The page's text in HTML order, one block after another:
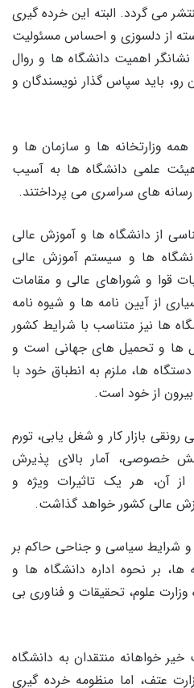
می گردد. البته این خرده گیری
از دلسوزی و احساس مسئولیت
اهمیت دانشگاه ها و روال
رو، باید سپاس گذار نویسندگان و
وزارتخانه ها و سازمان ها و
هیئت علمی دانشگاه ها به آسیب
های سراسری می پرداختند.
از دانشگاه ها و آموزش عالی
ها و سیستم آموزش عالی
قوا و شوراهای عالی و مقامات
از آیین نامه ها و شیوه نامه
ها نیز متناسب با شرایط کشور
ها و تحمیل های جهانی است و
ها، ملزم به انطباق خود با
از خود است.
بازار کار و شغل یابی، تورم
خصوصی، آمار بالای پذیرش
آن، هر یک تاثیرات ویژه و
عالی کشور خواهد گذاشت.
و شرایط سیاسی و جناحی حاکم بر
بر نحوه اداره دانشگاه ها و
علوم، تحقیقات و فناوری بی
خواهانه منتقدان به دانشگاه
عتف، اما منظومه خرده گیری